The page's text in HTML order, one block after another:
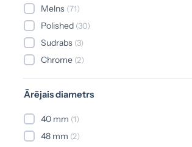
Melns (71)
Polished (30)
Sudrabs (3)
Chrome (2)
Ārējais diametrs
40 mm (1)
48 mm (2)